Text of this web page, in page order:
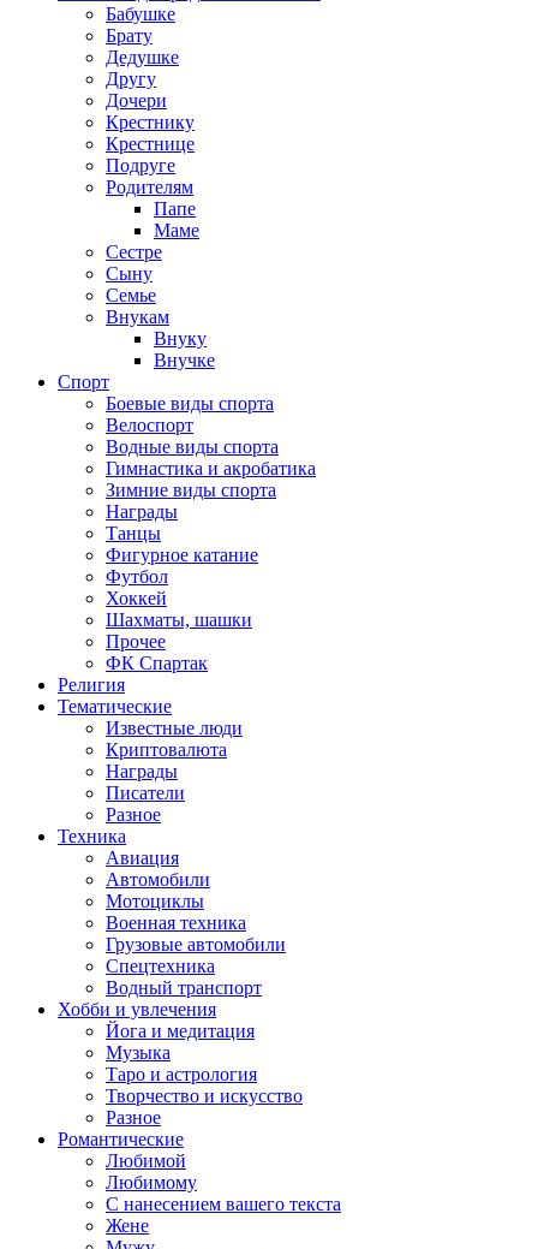
Бабушке
Брату
Дедушке
Другу
Дочери
Крестнику
Крестнице
Подруге
Родителям
Папе
Маме
Сестре
Сыну
Семье
Внукам
Внуку
Внучке
Спорт
Боевые виды спорта
Велоспорт
Водные виды спорта
Гимнастика и акробатика
Зимние виды спорта
Награды
Танцы
Фигурное катание
Футбол
Хоккей
Шахматы, шашки
Прочее
ФК Спартак
Религия
Тематические
Известные люди
Криптовалюта
Награды
Писатели
Разное
Техника
Авиация
Автомобили
Мотоциклы
Военная техника
Грузовые автомобили
Спецтехника
Водный транспорт
Хобби и увлечения
Йога и медитация
Музыка
Таро и астрология
Творчество и искусство
Разное
Романтические
Любимой
Любимому
С нанесением вашего текста
Жене